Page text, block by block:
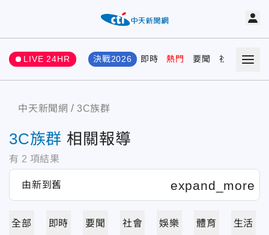
LIVE 24HR 決戰2026 即時 熱門 要聞 社會 娛樂
中天新聞網 3C族群
3C族群 相關報導
有 2 項結果
全部 即時 要聞 社會 娛樂 體育 生活